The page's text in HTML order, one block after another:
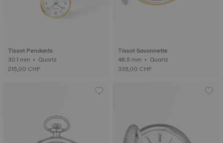
Tissot Pendants
30.1 mm • Quartz
215,00 CHF
Tissot Savonnette
48.5 mm • Quartz
335,00 CHF